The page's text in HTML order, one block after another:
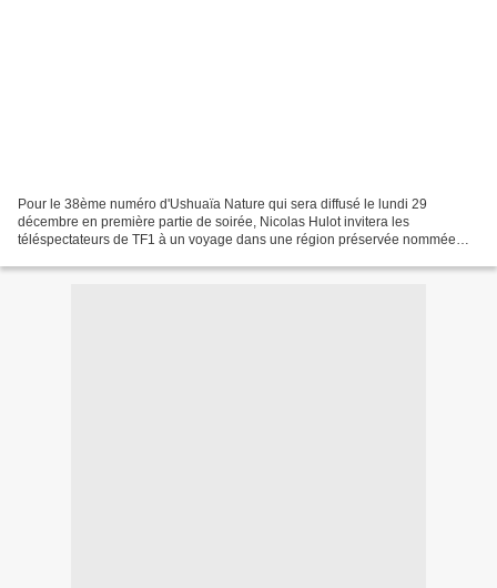
Pour le 38ème numéro d'Ushuaïa Nature qui sera diffusé le lundi 29
décembre en première partie de soirée, Nicolas Hulot invitera les
téléspectateurs de TF1 à un voyage dans une région préservée nommée